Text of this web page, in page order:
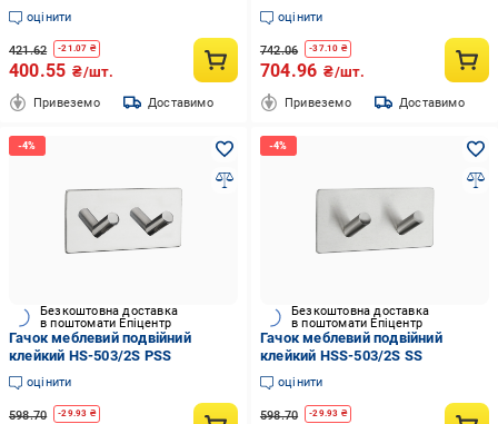
оцінити
421.62 -21.07 ₴
400.55 ₴/шт.
Привеземо Доставимо
оцінити
742.06 -37.10 ₴
704.96 ₴/шт.
Привеземо Доставимо
Безкоштовна доставка
в поштомати Епіцентр
Гачок меблевий подвійний
клейкий HS-503/2S PSS
оцінити
598.70 -29.93 ₴
Безкоштовна доставка
в поштомати Епіцентр
Гачок меблевий подвійний
клейкий HSS-503/2S SS
оцінити
598.70 -29.93 ₴